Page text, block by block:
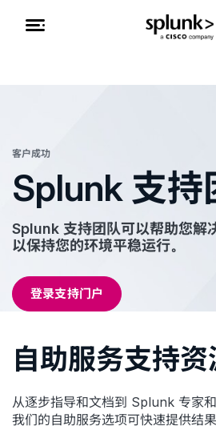
客户成功
Splunk 支持
Splunk 支持团队可以帮助您解
以保持您的环境平稳运行。
登录支持门户
自助服务支持资
从逐步指导和文档到 Splunk 专家
我们的自助服务选项可快速提供结果